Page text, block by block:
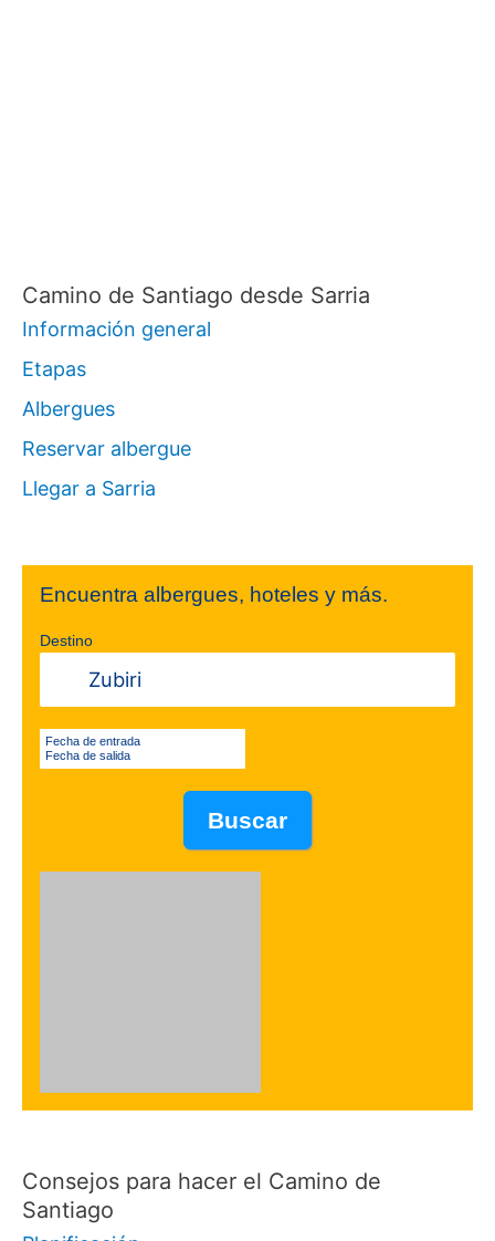
Camino de Santiago desde Sarria
Información general
Etapas
Albergues
Reservar albergue
Llegar a Sarria
Encuentra albergues, hoteles y más.
Destino
Fecha de entrada
Fecha de salida
Consejos para hacer el Camino de
Santiago